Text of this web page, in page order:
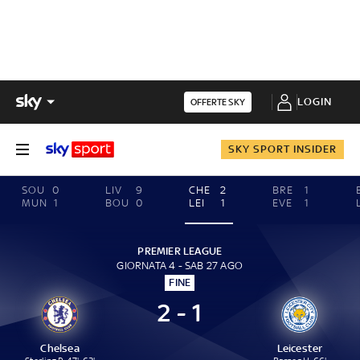
OFFERTE SKY LOGIN
SKY SPORT INSIDER
SOU
0
MUN
1
LIV
9
BOU
0
CHE
2
LEI
1
BRE
1
EVE
1
PREMIER LEAGUE
GIORNATA 4 - SAB 27 AGO
FINE
Chelsea
2 - 1
Leicester